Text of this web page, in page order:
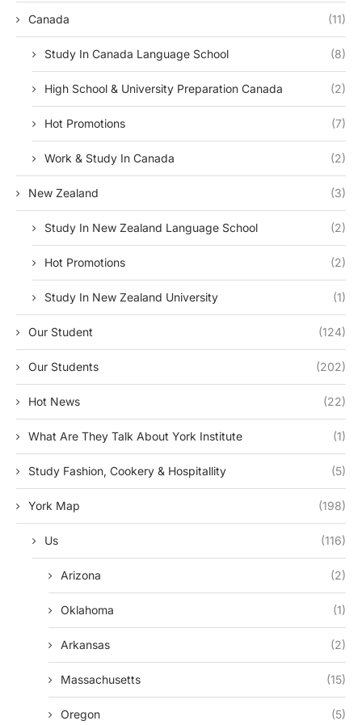
Canada (11)
Study In Canada Language School (8)
High School & University Preparation Canada (2)
Hot Promotions (7)
Work & Study In Canada (2)
New Zealand (3)
Study In New Zealand Language School (2)
Hot Promotions (2)
Study In New Zealand University (1)
Our Student (124)
Our Students (202)
Hot News (22)
What Are They Talk About York Institute (1)
Study Fashion, Cookery & Hospitallity (5)
York Map (198)
Us (116)
Arizona (2)
Oklahoma (1)
Arkansas (2)
Massachusetts (15)
Oregon (5)